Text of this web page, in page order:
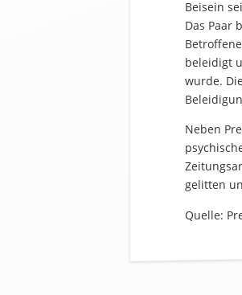
Beisein
Das Paar
beleidigt
wurde.
Neben
gelitten
Quelle: